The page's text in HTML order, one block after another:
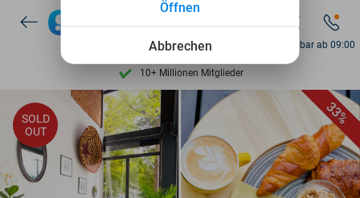
10+ Millionen Mitglieder
Entdecke 15.000+ Deals
7 Tage die Woche verfügbar
10+ Millionen Mitglieder
Erreichbar ab 09:00
33%
SOLD
OUT
Abbrechen
Öffnen